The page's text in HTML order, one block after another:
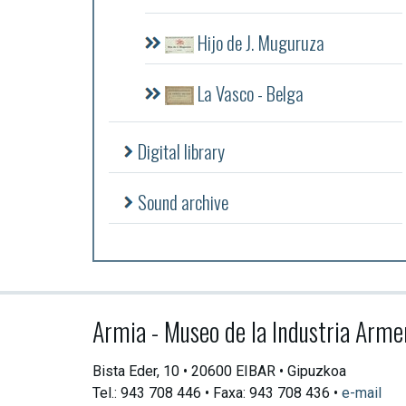
Hijo de J. Muguruza
La Vasco - Belga
Digital library
Sound archive
Armia - Museo de la Industria
Bista Eder, 10 • 20600 EIBAR • Gipuzkoa
Tel.: 943 708 446 • Faxa: 943 708 436 • e-mail